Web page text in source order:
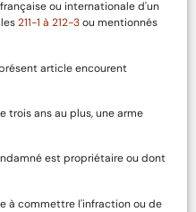
ou internationale d'un
211-1 à 212-3ou mentionnés
article encourent
trois ans au plus, une arme
est propriétaire ou dont
à commettre l'infraction ou de